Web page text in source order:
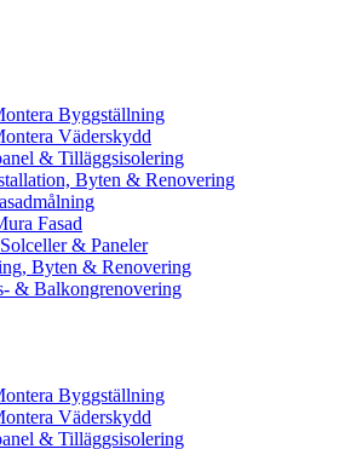
Byggställning
Väderskydd
& Tilläggsisolering
Byten & Renovering
Fasad
& Paneler
Byten & Renovering
& Balkongrenovering
Byggställning
Väderskydd
& Tilläggsisolering